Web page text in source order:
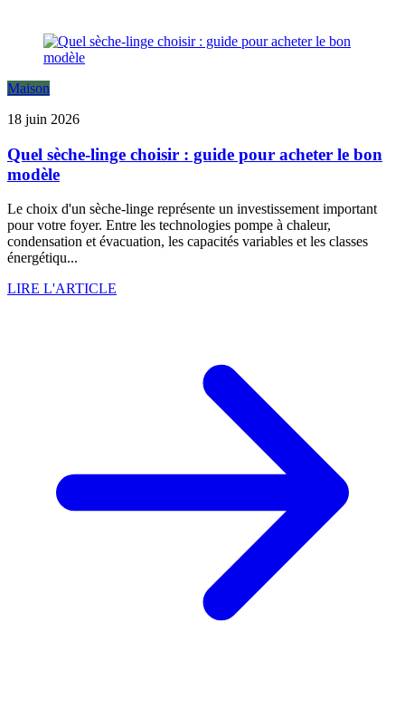
Maison
18 juin 2026
Quel sèche-linge choisir : guide pour acheter le bon
modèle
Le choix d'un sèche-linge représente un investissement important
pour votre foyer. Entre les technologies pompe à chaleur,
condensation et évacuation, les capacités variables et les classes
énergétiqu...
LIRE L'ARTICLE